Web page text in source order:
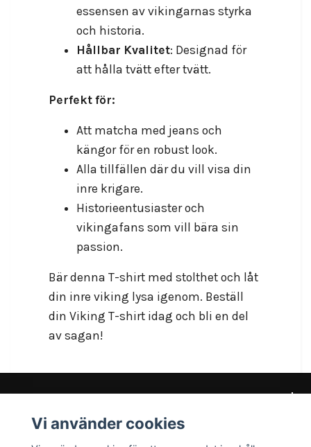
essensen av vikingarnas styrka
och historia.
Hållbar Kvalitet: Designad för
att hålla tvätt efter tvätt.
Perfekt för:
Att matcha med jeans och
kängor för en robust look.
Alla tillfällen där du vill visa din
inre krigare.
Historieentusiaster och
vikingafans som vill bära sin
passion.
Bär denna T-shirt med stolthet och låt
din inre viking lysa igenom. Beställ
din Viking T-shirt idag och bli en del
av sagan!
Kundtjänst
Vi använder cookies